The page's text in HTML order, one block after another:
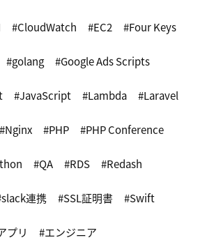
CloudWatch EC2 Four Keys
golang Google Ads Scripts
JavaScript Lambda Laravel
Nginx PHP PHP Conference
QA RDS Redash
slack連携 SSL証明書 Swift
プリ エンジニア